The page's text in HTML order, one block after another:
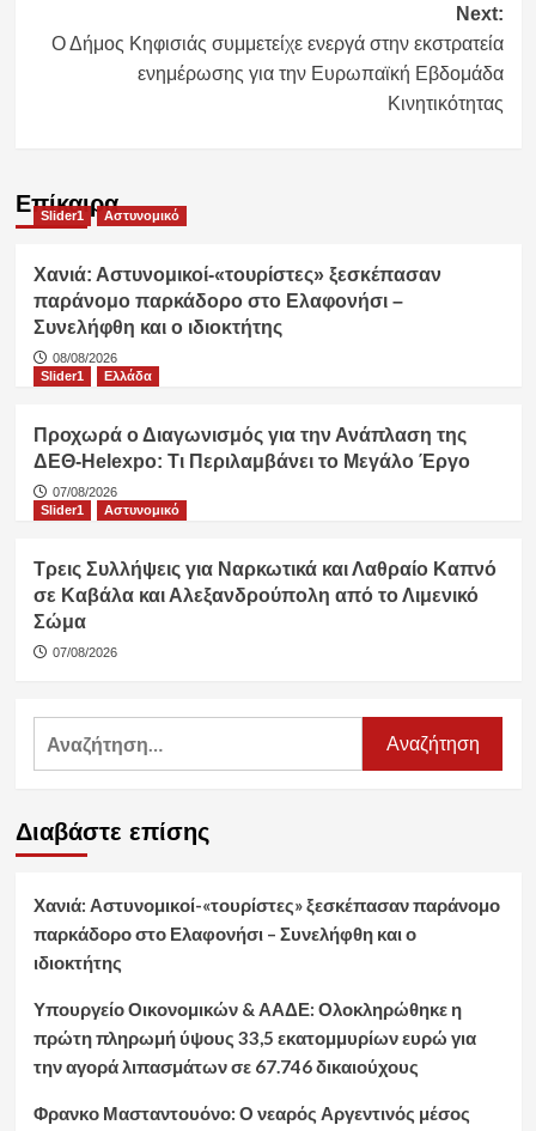
Next:
Ο Δήμος Κηφισιάς συμμετείχε ενεργά στην εκστρατεία
ενημέρωσης για την Ευρωπαϊκή Εβδομάδα
Κινητικότητας
Επίκαιρα
Slider1 Αστυνομικό
Χανιά: Αστυνομικοί-«τουρίστες» ξεσκέπασαν
παράνομο παρκάδορο στο Ελαφονήσι –
Συνελήφθη και ο ιδιοκτήτης
08/08/2026
Slider1
Ελλάδα
Προχωρά ο Διαγωνισμός για την Ανάπλαση της
ΔΕΘ-Helexpo: Τι Περιλαμβάνει το Μεγάλο Έργο
07/08/2026
Slider1
Αστυνομικό
Τρεις Συλλήψεις για Ναρκωτικά και Λαθραίο Καπνό
σε Καβάλα και Αλεξανδρούπολη από το Λιμενικό
Σώμα
07/08/2026
Διαβάστε επίσης
Χανιά: Αστυνομικοί-«τουρίστες» ξεσκέπασαν παράνομο
παρκάδορο στο Ελαφονήσι – Συνελήφθη και ο
ιδιοκτήτης
Υπουργείο Οικονομικών & ΑΑΔΕ: Ολοκληρώθηκε η
πρώτη πληρωμή ύψους 33,5 εκατομμυρίων ευρώ για
την αγορά λιπασμάτων σε 67.746 δικαιούχους
Φρανκο Μασταντουόνο: Ο νεαρός Αργεντινός μέσος